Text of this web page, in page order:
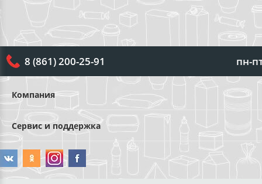
8 (861) 200-25-91 пн-
Компания
Сервис и поддержка